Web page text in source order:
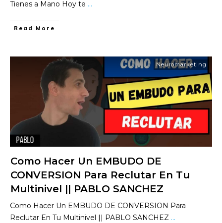
Tienes a Mano Hoy te ...
​Read More
Neuromarketing
Como Hacer Un EMBUDO DE
CONVERSION Para Reclutar En Tu
Multinivel || PABLO SANCHEZ
Como Hacer Un EMBUDO DE CONVERSION Para
Reclutar En Tu Multinivel || PABLO SANCHEZ ...